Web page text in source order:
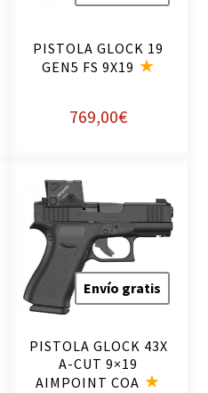
PISTOLA GLOCK 19
GEN5 FS 9X19
769,00€
Envío gratis
PISTOLA GLOCK 43X
A-CUT 9×19
AIMPOINT COA